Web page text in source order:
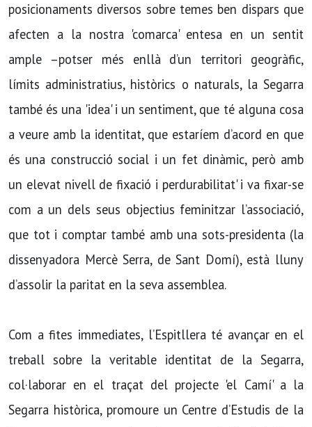
posicionaments diversos sobre temes ben dispars que
afecten a la nostra 'comarca' entesa en un sentit
ample –potser més enllà d’un territori geogràfic,
límits administratius, històrics o naturals, la Segarra
també és una 'idea' i un sentiment, que té alguna cosa
a veure amb la identitat, que estaríem d’acord en que
és una construcció social i un fet dinàmic, però amb
un elevat nivell de fixació i perdurabilitat' i va fixar-se
com a un dels seus objectius feminitzar l’associació,
que tot i comptar també amb una sots-presidenta (la
dissenyadora Mercè Serra, de Sant Domí), està lluny
d’assolir la paritat en la seva assemblea.
Com a fites immediates, l’Espitllera té avançar en el
treball sobre la veritable identitat de la Segarra,
col·laborar en el traçat del projecte 'el Camí' a la
Segarra històrica, promoure un Centre d’Estudis de la